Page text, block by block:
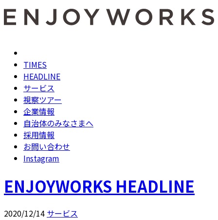
TIMES
HEADLINE
サービス
視察ツアー
企業情報
自治体のみなさまへ
採用情報
お問い合わせ
Instagram
ENJOYWORKS HEADLINE
2020/12/14 サービス